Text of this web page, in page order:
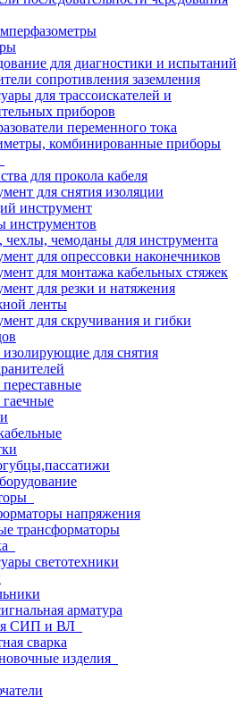
для диагностики и испытаний
сопротивления заземления
для трассоискателей и
приборов
переменного тока
комбинированные приборы
для прокола кабеля
для снятия изоляции
инструмент
инструментов
чемоданы для инструмента
для опрессовки наконечников
для монтажа кабельных стяжек
для резки и натяжения
ленты
для скручивания и гибки
для снятия
напряжения
трансформаторы
светотехники
арматура
СИП и ВЛ
сварка
изделия